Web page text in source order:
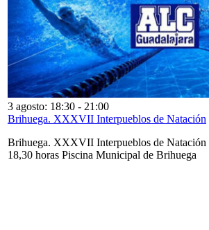
3 agosto: 18:30 - 21:00
Brihuega. XXXVII Interpueblos de Natación
Brihuega. XXXVII Interpueblos de Natación
18,30 horas Piscina Municipal de Brihuega